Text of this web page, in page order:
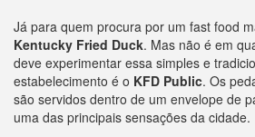
Já para quem procura por um fast food
Kentucky Fried Duck. Mas não é em
deve experimentar essa simples e
estabelecimento é o KFD Public. Os
são servidos dentro de um envelope de
uma das principais sensações da cidade.